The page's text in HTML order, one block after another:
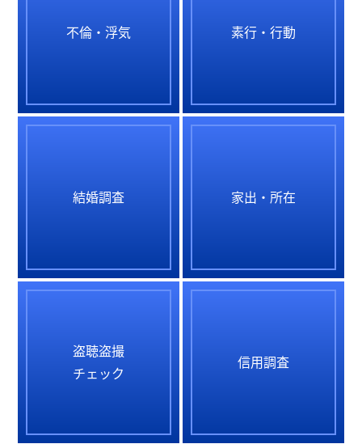
不倫・浮気 素行・行動
結婚調査 家出・所在
盗聴盗撮
チェック
信用調査